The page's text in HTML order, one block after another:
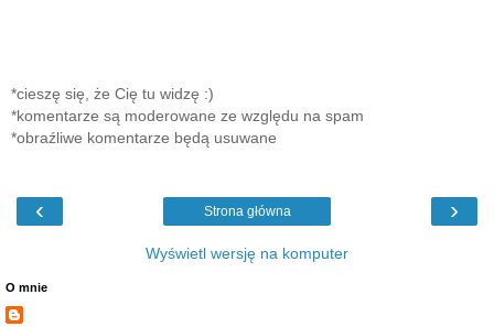
*cieszę się, że Cię tu widzę :)
*komentarze są moderowane ze względu na spam
*obraźliwe komentarze będą usuwane
‹ ›
Strona główna
Wyświetl wersję na komputer
O mnie